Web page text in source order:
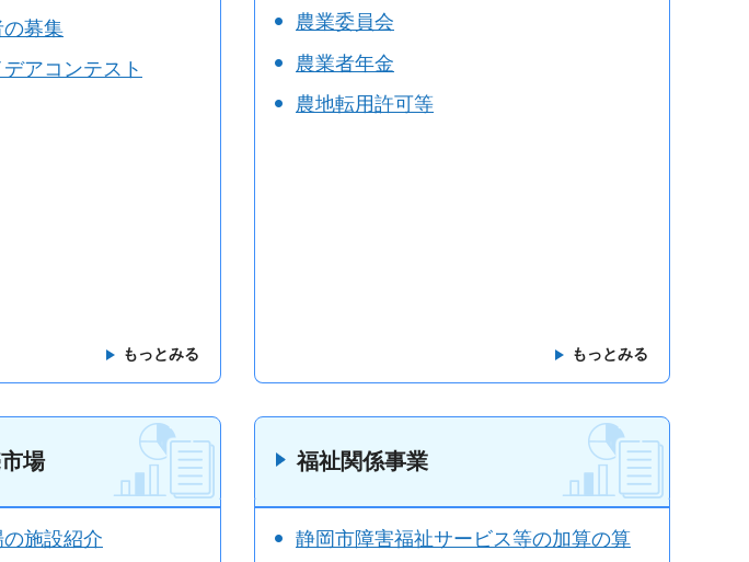
募集
アコンテスト
もっとみる
農業委員会
農業者年金
農地転用許可等
もっとみる
場
施設紹介
福祉関係事業
静岡市障害福祉サービス等の加算の算